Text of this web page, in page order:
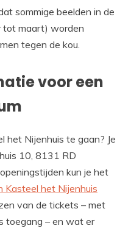
sommige beelden in de
tot maart) worden
tegen de kou.
voor een
het Nijenhuis te gaan? Je
10, 8131 RD
kun je het
Kasteel het Nijenhuis
van de tickets – met
toegang – en wat er